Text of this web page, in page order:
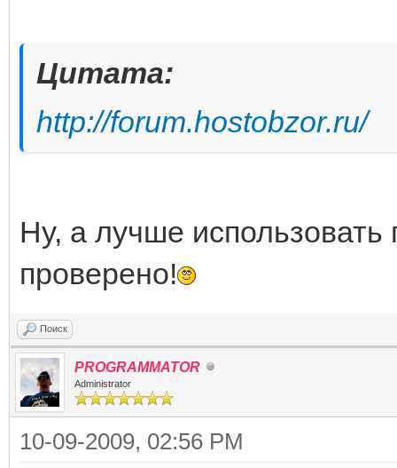
Цитата:
http://forum.hostobzor.ru/
Ну, а лучше использовать
проверено!
Поиск
PROGRAMMATOR
Administrator
10-09-2009, 02:56 PM